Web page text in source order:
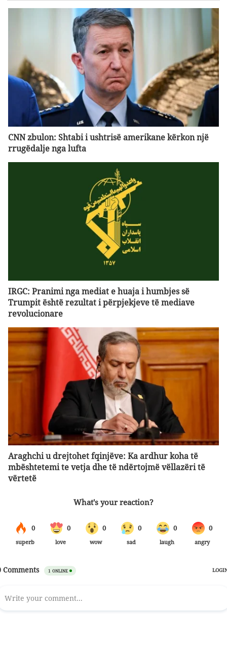
CNN zbulon: Shtabi i ushtrisë amerikane kërkon një
rrugëdalje nga lufta
IRGC: Pranimi nga mediat e huaja i humbjes së
Trumpit është rezultat i përpjekjeve të mediave
revolucionare
Araghchi u drejtohet fqinjëve: Ka ardhur koha të
mbështetemi te vetja dhe të ndërtojmë vëllazëri të
vërtetë